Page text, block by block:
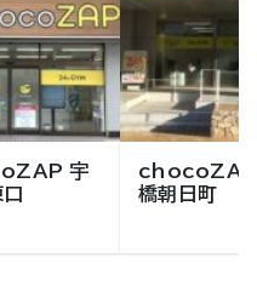
宇
chocoZAP
橋朝日町